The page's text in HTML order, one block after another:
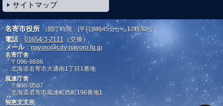
サイトマップ
名寄市役所 （開庁時間：[平日]8時45分から17時30分）
電話： 01654-3-2111（交換）
メール：nayoro@city.nayoro.lg.jp
名寄庁舎
〒096-8686
北海道名寄市大通南1丁目1番地
風連庁舎
〒098-0507
北海道名寄市風連町西町196番地1
智恵文支所